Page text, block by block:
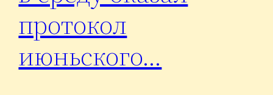
протокол
июньского…